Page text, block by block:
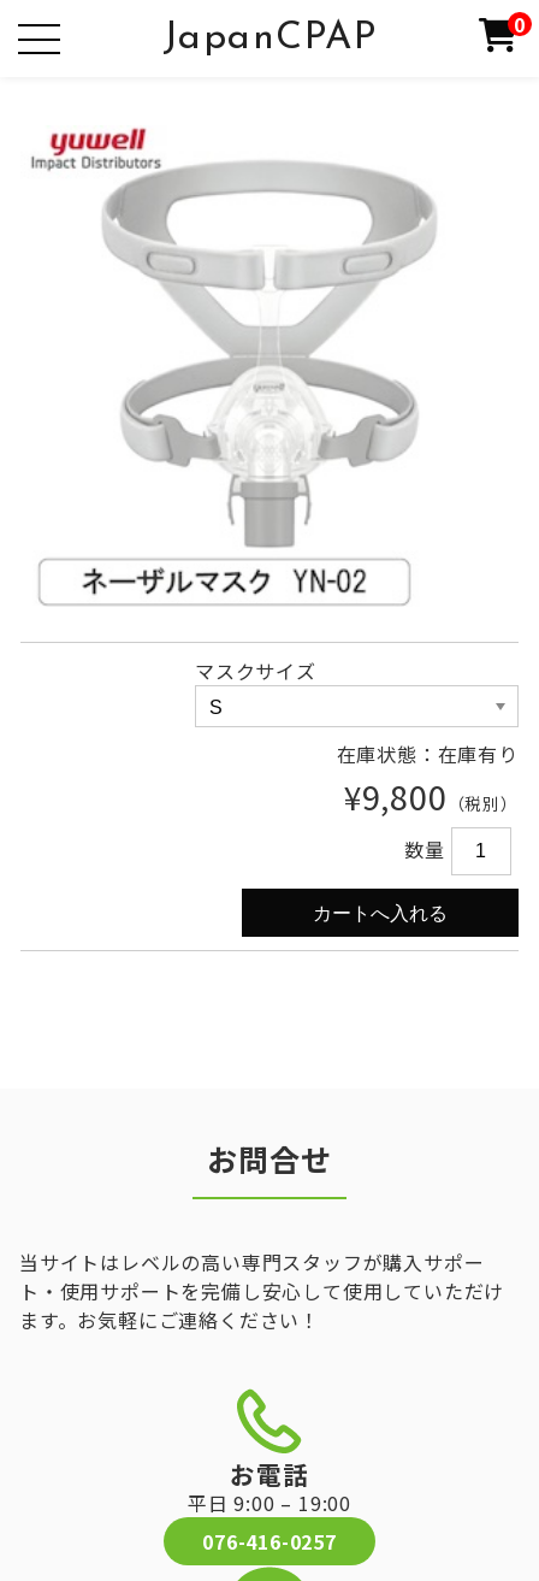
JapanCPAP 0
マスクサイズ
在庫状態：在庫有り
¥9,800 （税別）
数量
お問合せ
当サイトはレベルの高い専門スタッフが購入サポー
ト・使用サポートを完備し安心して使用していただけ
ます。お気軽にご連絡ください！
お電話
平日 9:00 – 19:00
076-416-0257